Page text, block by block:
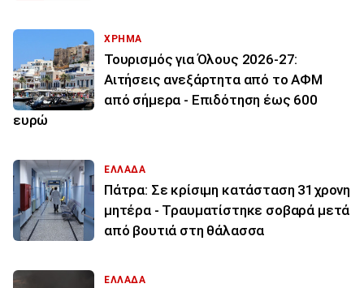
ΧΡΗΜΑ
Τουρισμός για Όλους 2026-27:
Αιτήσεις ανεξάρτητα από το ΑΦΜ
από σήμερα - Επιδότηση έως 600
ευρώ
ΕΛΛΑΔΑ
Πάτρα: Σε κρίσιμη κατάσταση 31χρονη
μητέρα - Τραυματίστηκε σοβαρά μετά
από βουτιά στη θάλασσα
ΕΛΛΑΔΑ